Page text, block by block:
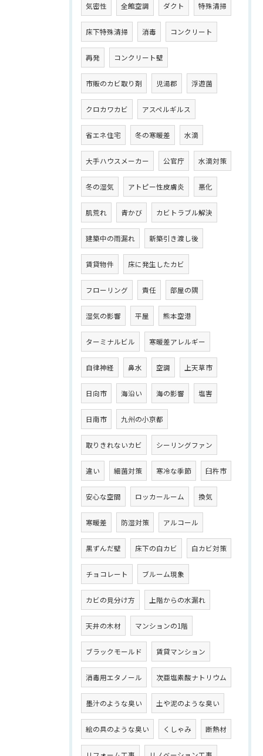
気密性 全館空調 ダクト 特殊清掃
床下特殊清掃 消毒 コンクリート
再発 コンクリート壁
市販のカビ取り剤 児湯郡 浮遊菌
クロカワカビ アスペルギルス
省エネ住宅 冬の寒暖差 水滴
大手ハウスメーカー 公官庁 水滴対策
冬の湿気 アトピー性皮膚炎 悪化
肌荒れ 青かび カビトラブル解決
建築中の雨漏れ 新築引き渡し後
賃貸物件 床に発生したカビ
フローリング 責任 部屋の隅
湿気の影響 平屋 熊本空港
ターミナルビル 寒暖差アレルギー
自律神経 鼻水 空調 上天草市
日向市 海沿い 海の影響 塩害
日南市 九州の小京都
取りきれないカビ シーリングファン
違い 細菌対策 寒冷な季節 臼杵市
安心な空間 ロッカールーム 換気
寒暖差 防湿対策 アルコール
黒ずんだ壁 床下の白カビ 白カビ対策
チョコレート ブルーム現象
カビの見分け方 上階からの水漏れ
天井の木材 マンションの1階
ブラックモールド 賃貸マンション
消毒用エタノール 次亜塩素酸ナトリウム
墨汁のような臭い 土や泥のような臭い
絵の具のような臭い くしゃみ 断熱材